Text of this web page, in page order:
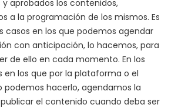
y aprobados los contenidos,
a la programación de los mismos. Es
casos en los que podemos agendar
con anticipación, lo hacemos, para
de ello en cada momento. En los
en los que por la plataforma o el
podemos hacerlo, agendamos la
el contenido cuando deba ser